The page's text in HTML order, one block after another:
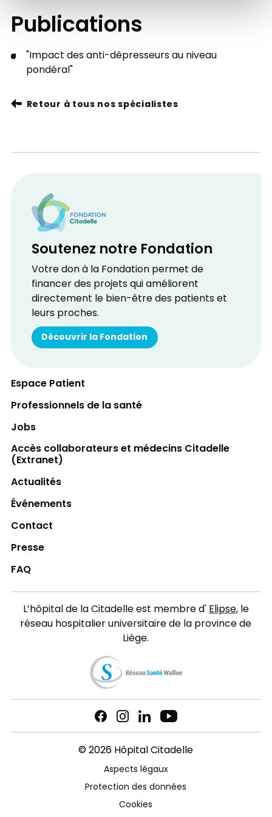
Publications
"Impact des anti-dépresseurs au niveau
pondéral"
Retour à tous nos spécialistes
Soutenez notre Fondation
Votre don à la Fondation permet de
financer des projets qui améliorent
directement le bien-être des patients et
leurs proches.
Découvrir la Fondation
Espace Patient
Professionnels de la santé
Jobs
Accès collaborateurs et médecins Citadelle
(Extranet)
Actualités
Événements
Contact
Presse
FAQ
L’hôpital de la Citadelle est membre d'Elipse, le
réseau hospitalier universitaire de la province de
Liège.
© 2026 Hôpital Citadelle
Aspects légaux
Protection des données
Cookies